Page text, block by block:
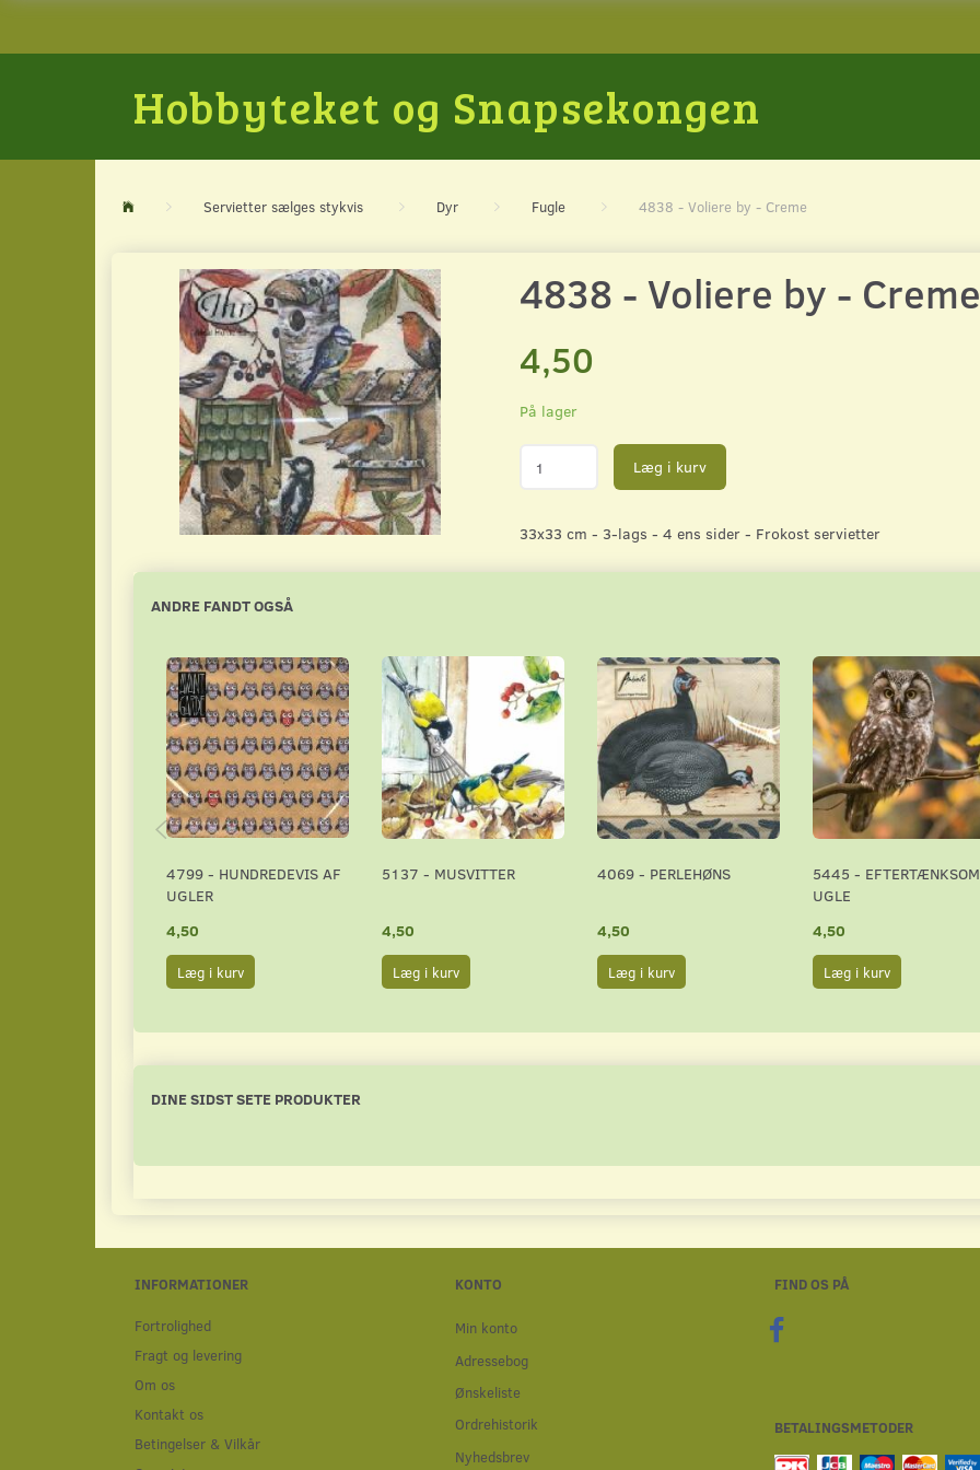
Hobbyteket og Snapsekongen
Servietter sælges stykvis Dyr Fugle 4838 - Voliere by - Creme
4838 - Voliere by - Creme
4,50
På lager
Læg i kurv
33x33 cm - 3-lags - 4 ens sider - Frokost servietter
ANDRE FANDT OGSÅ
4799 - HUNDREDEVIS AF
UGLER
4,50
Læg i kurv
5137 - MUSVITTER
4,50
Læg i kurv
4069 - PERLEHØNS
4,50
Læg i kurv
5445 - EFTERTÆNKSOM
UGLE
4,50
Læg i kurv
DINE SIDST SETE PRODUKTER
INFORMATIONER
Fortrolighed
Fragt og levering
Om os
Kontakt os
Betingelser & Vilkår
KONTO
Min konto
Adressebog
Ønskeliste
Ordrehistorik
Nyhedsbrev
FIND OS PÅ
BETALINGSMETODER